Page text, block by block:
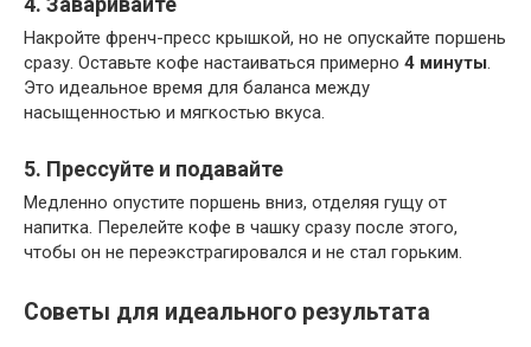
Накройте френч-пресс крышкой, но не опускайте поршень
сразу. Оставьте кофе настаиваться примерно 4 минуты.
Это идеальное время для баланса между
насыщенностью и мягкостью вкуса.
5. Прессуйте и подавайте
Медленно опустите поршень вниз, отделяя гущу от
напитка. Перелейте кофе в чашку сразу после этого,
чтобы он не переэкстрагировался и не стал горьким.
Советы для идеального результата